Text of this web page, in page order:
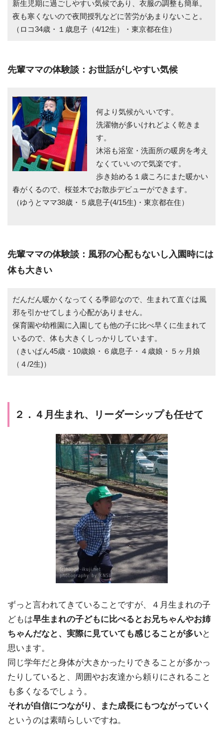
新生児期に過ごしやすい気候であり、衣服の調整も簡単。
夜も寒くないので夜間授乳などに苦労があまりないこと。
（ロコ34歳・１歳息子（4/12生）・東京都在住）
先輩ママの体験談：お世話がしやすい気候
何より気候がいいです。
洗濯物が多いけれどよく乾きま
す。
沐浴も浴室・洗面所の暖房を考え
なくていいので気楽です。
歩き始める１歳ころにまた暖かい
春がくるので、桜並木でお散歩デビューができます。
（ゆうとママ38歳・５歳息子(4/15生)・東京都在住）
先輩ママの体験談：風邪の心配もないし入園時には
体も大きい
だんだん暖かくなってくる季節なので、生まれて直ぐは風
邪を引かせてしまう心配がありません。
保育園や幼稚園に入園しても他の子に比べ早くに生まれて
いるので、体も大きくしっかりしています。
（きいぱん45歳・10歳娘・６歳息子・４歳娘・５ヶ月娘
（４/2生)）
２．４月生まれ、リーダーシップも任せて
ずっと言われてきていることですが、４月生まれの子
どもは早生まれの子どもに比べるとお兄ちゃんやお姉
ちゃんだなと、実際に見ていても感じることが多いと
思います。
同じ学年だと身体が大きかったりできることが多かっ
たりしていると、周囲やお友達から頼りにされること
も多くなるでしょう。
それが自信につながり、また成長にもつながっていく
というのは素晴らしいですね。